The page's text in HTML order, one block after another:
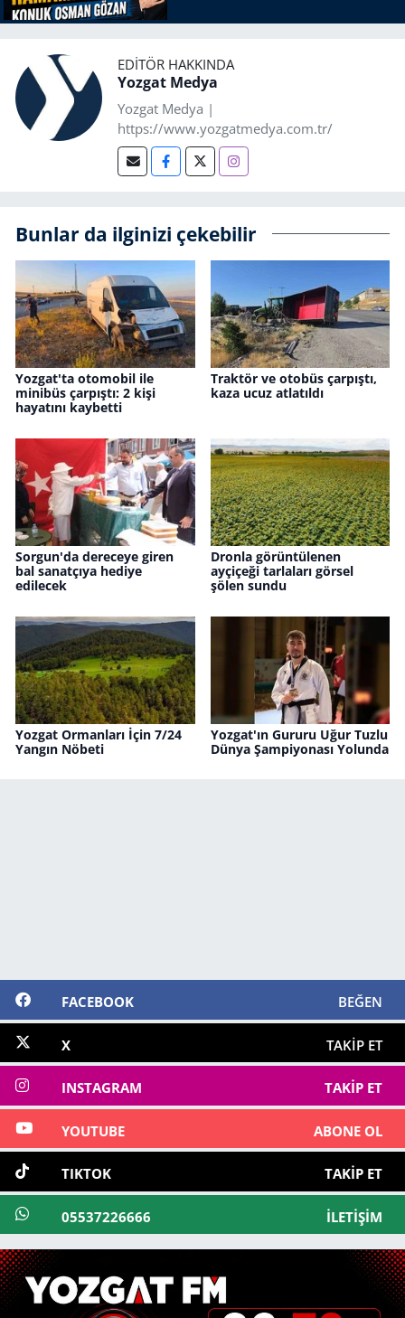
EDITÖR HAKKINDA
Yozgat Medya
Yozgat Medya |
https://www.yozgatmedya.com.tr/
Bunlar da ilginizi çekebilir
Yozgat'ta otomobil ile
minibüs çarpıştı: 2 kişi
hayatını kaybetti
Traktör ve otobüs çarpıştı,
kaza ucuz atlatıldı
Sorgun'da dereceye giren
bal sanatçıya hediye
edilecek
Dronla görüntülenen
ayçiçeği tarlaları görsel
şölen sundu
Yozgat Ormanları İçin 7/24
Yangın Nöbeti
Yozgat'ın Gururu Uğur Tuzlu
Dünya Şampiyonası Yolunda
FACEBOOK BEĞEN
X TAKIP ET
INSTAGRAM TAKIP ET
YOUTUBE ABONE OL
TIKTOK TAKIP ET
05537226666 İLETIŞIM